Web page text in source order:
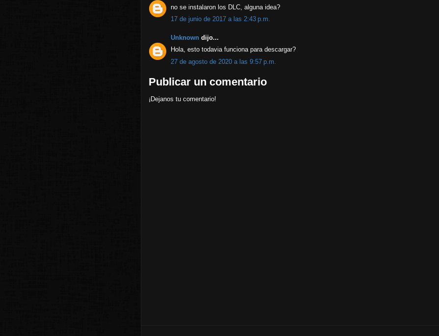
no se instalaron los DLC, alguna idea?
17 de junio de 2017 a las 2:43 p.m.
Unknown dijo...
Hola, esto todavia funciona para descargar?
27 de agosto de 2020 a las 9:57 p.m.
Publicar un comentario
¡Dejanos tu comentario!